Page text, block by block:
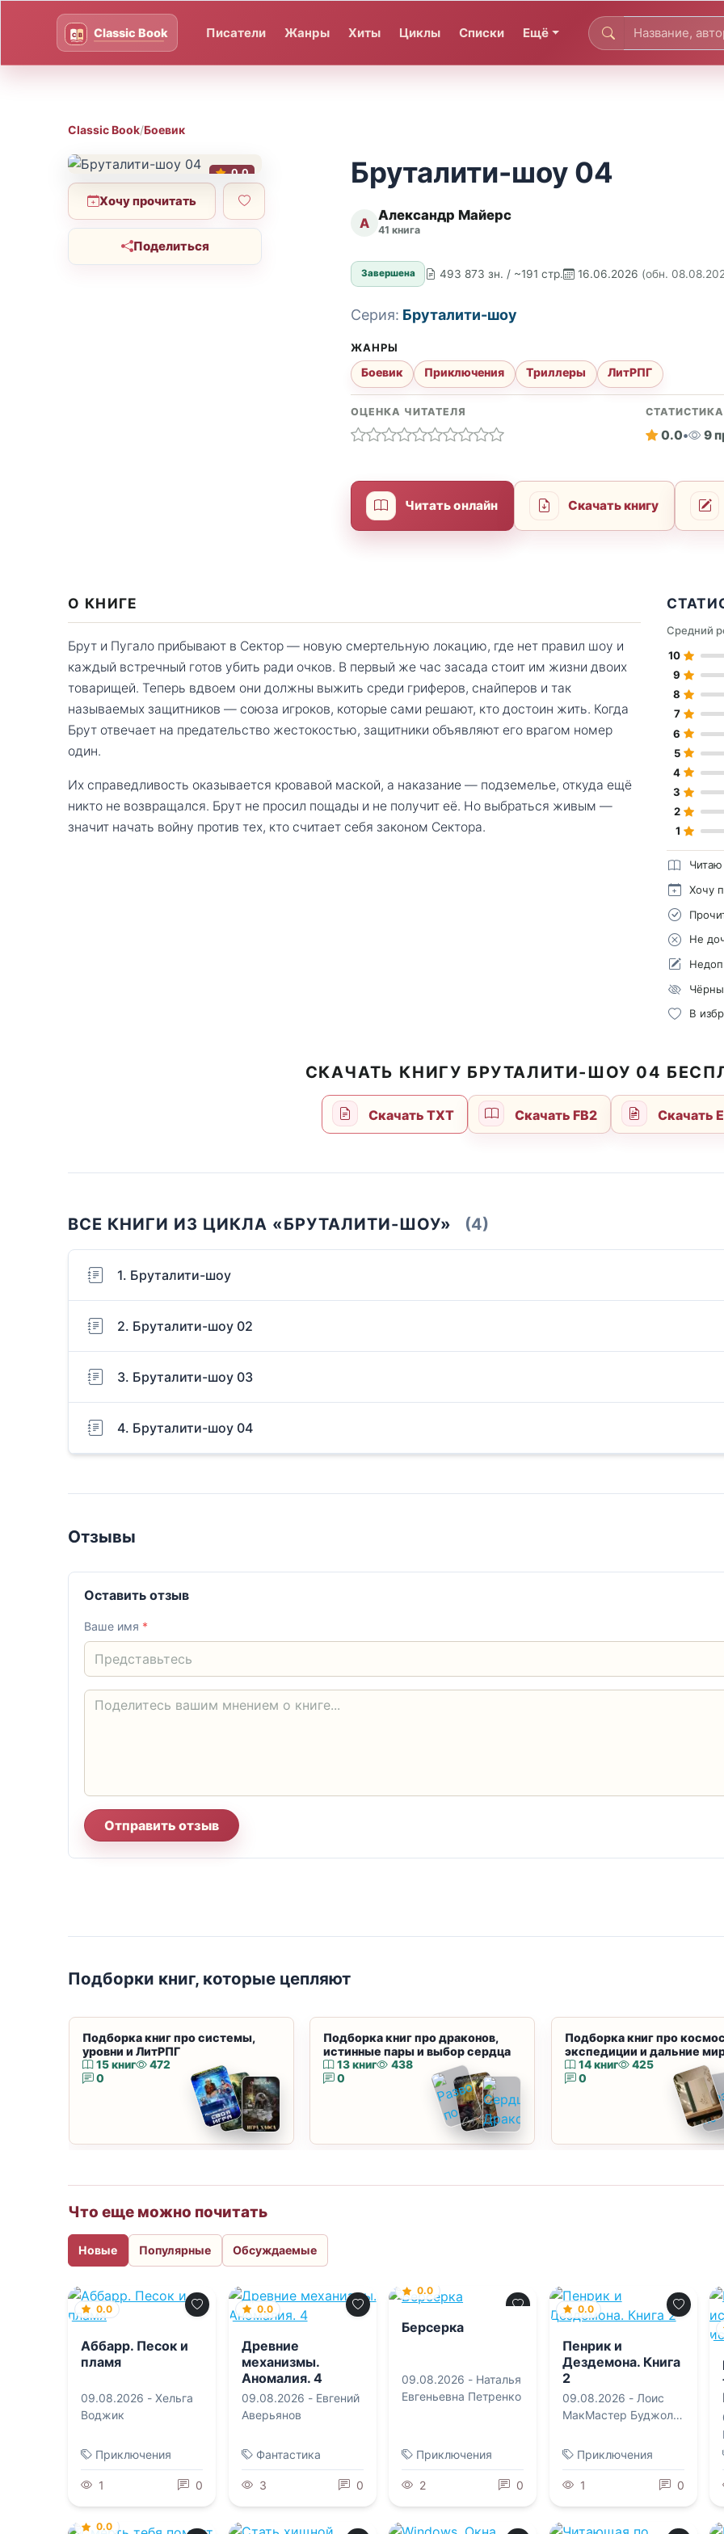
Писатели Жанры Хиты Циклы Списки Ещё
Classic Book/Боевик
0.0
Хочу прочитать
Поделиться
Бруталити-шоу 04
А Александр Майерс
41 книга
Завершена 493 873 зн. / ~191 стр. 16.06.2026 (обн.
Серия: Бруталити-шоу
ЖАНРЫ
Боевик Приключения Триллеры ЛитРПГ
ОЦЕНКА ЧИТАТЕЛЯ СТАТИСТИКА
0.0• 9
Читать онлайн Скачать книгу
О КНИГЕ
Брут и Пугало прибывают в Сектор — новую смертельную локацию, где нет правил шоу и
каждый встречный готов убить ради очков. В первый же час засада стоит им жизни двоих
товарищей. Теперь вдвоем они должны выжить среди гриферов, снайперов и так
называемых защитников — союза игроков, которые сами решают, кто достоин жить. Когда
Брут отвечает на предательство жестокостью, защитники объявляют его врагом номер
один.
Их справедливость оказывается кровавой маской, а наказание — подземелье, откуда ещё
никто не возвращался. Брут не просил пощады и не получит её. Но выбраться живым —
значит начать войну против тех, кто считает себя законом Сектора.
Средний
10
9
8
7
6
5
4
3
2
1
Читаю
Хочу
Не
В
СКАЧАТЬ КНИГУ БРУТАЛИТИ-ШОУ 04
Скачать TXT Скачать FB2 Скачать
ВСЕ КНИГИ ИЗ ЦИКЛА «БРУТАЛИТИ-ШОУ» (4)
1. Бруталити-шоу
2. Бруталити-шоу 02
3. Бруталити-шоу 03
4. Бруталити-шоу 04
Отзывы
Оставить отзыв
Ваше имя *
Отправить отзыв
Подборки книг, которые цепляют
Подборка книг про системы,
уровни и ЛитРПГ
15 книг
472
0
Подборка книг про драконов,
истинные пары и выбор сердца
13 книг
438
0
Подборка книг про
экспедиции и дальние
14 книг
425
0
Что еще можно почитать
Новые Популярные Обсуждаемые
0.0
Аббарр. Песок и
пламя
09.08.2026 - Хельга
Воджик
Приключения
1 0
0.0
Древние
механизмы.
Аномалия. 4
09.08.2026 - Евгений
Аверьянов
Фантастика
3 0
0.0
Берсерка
09.08.2026 - Наталья
Евгеньевна Петренко
Приключения
2 0
0.0
Пенрик и
Дездемона. Книга
2
09.08.2026 - Лоис
МакМастер Буджолд
Егорова
Приключения
1 0
0.0